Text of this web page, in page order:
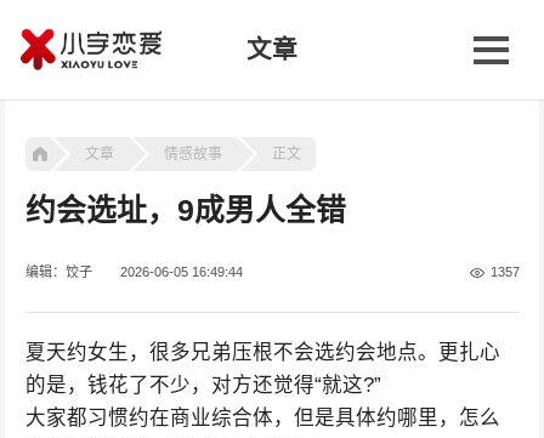
文章
文章 情感故事 正文
约会选址，9成男人全错
编辑：饺子 2026-06-05 16:49:44 1357
夏天约女生，很多兄弟压根不会选约会地点。更扎心
的是，钱花了不少，对方还觉得“就这?”
大家都习惯约在商业综合体，但是具体约哪里，怎么